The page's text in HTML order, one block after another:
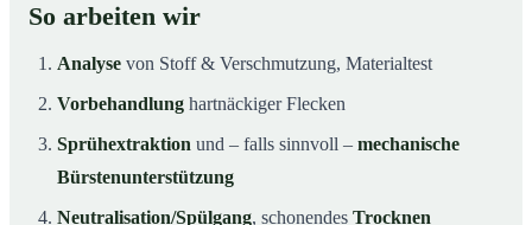
So arbeiten wir
Analyse von Stoff & Verschmutzung, Materialtest
Vorbehandlung hartnäckiger Flecken
Sprühextraktion und – falls sinnvoll – mechanische
Bürstenunterstützung
Neutralisation/Spülgang, schonendes Trocknen